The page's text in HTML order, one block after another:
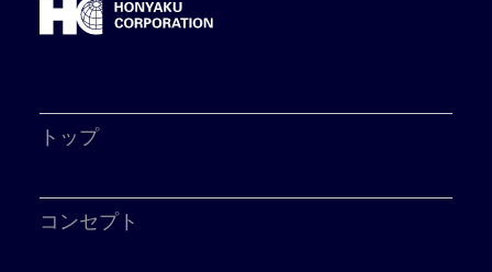
トップ
コンセプト